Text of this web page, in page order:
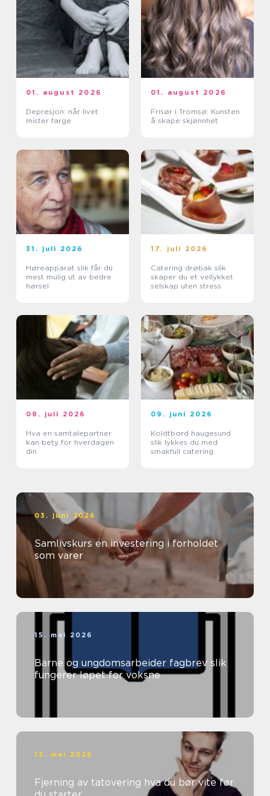
01. august 2026
Depresjon: når livet
mister farge
01. august 2026
Frisør i Tromsø: Kunsten
å skape skjønnhet
31. juli 2026
Høreapparat slik får du
mest mulig ut av bedre
hørsel
17. juli 2026
Catering drøbak slik
skaper du et vellykket
selskap uten stress
09. juli 2026
Hva en samtalepartner
kan bety for hverdagen
din
09. juni 2026
Koldtbord haugesund
slik lykkes du med
smakfull catering
03. juni 2026
Samlivskurs en investering i forholdet
som varer
15. mai 2026
Barne og ungdomsarbeider fagbrev slik
fungerer løpet for voksne
13. mai 2026
Fjerning av tatovering hva du bør vite før